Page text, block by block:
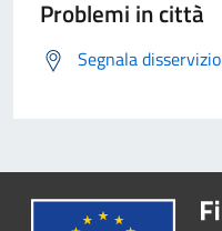
Problemi in città
Segnala disservizio